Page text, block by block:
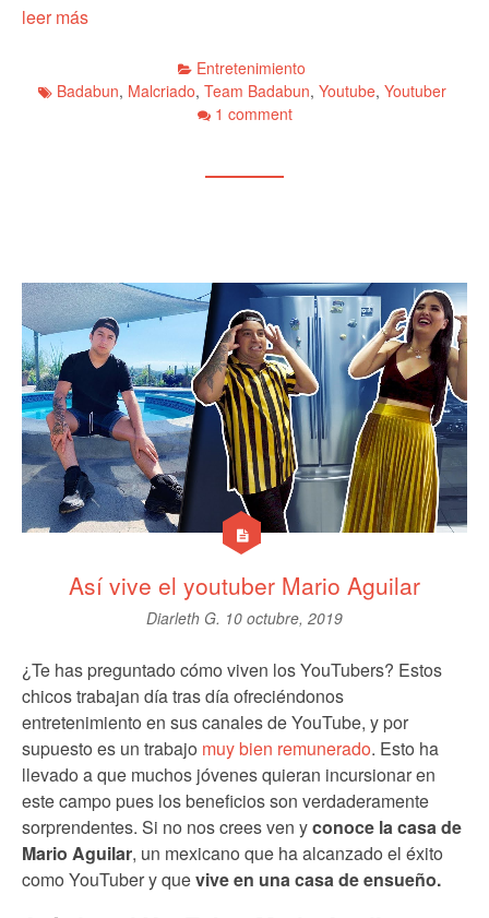
leer más
Entretenimiento
Badabun, Malcriado, Team Badabun, Youtube, Youtuber
1 comment
Así vive el youtuber Mario Aguilar
Diarleth G. 10 octubre, 2019
¿Te has preguntado cómo viven los YouTubers? Estos
chicos trabajan día tras día ofreciéndonos
entretenimiento en sus canales de YouTube, y por
supuesto es un trabajo muy bien remunerado. Esto ha
llevado a que muchos jóvenes quieran incursionar en
este campo pues los beneficios son verdaderamente
sorprendentes. Si no nos crees ven yconoce la casa de
Mario Aguilar, un mexicano que ha alcanzado el éxito
como YouTuber y quevive en una casa de ensueño.